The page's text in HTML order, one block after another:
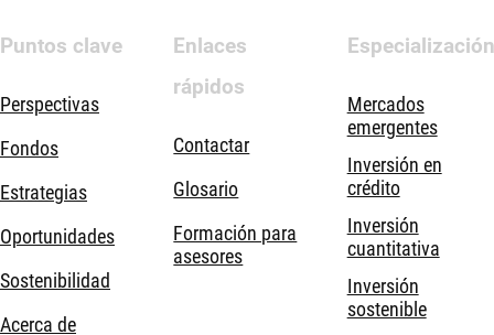
Puntos clave
Perspectivas
Fondos
Estrategias
Oportunidades
Sostenibilidad
Acerca de
Enlaces
rápidos
Contactar
Glosario
Formación para
asesores
Especialización
Mercados
emergentes
Inversión en
crédito
Inversión
cuantitativa
Inversión
sostenible